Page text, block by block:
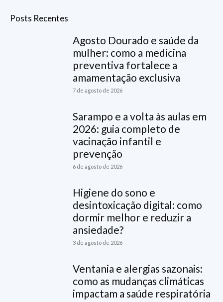
Posts Recentes
Agosto Dourado e saúde da
mulher: como a medicina
preventiva fortalece a
amamentação exclusiva
7 de agosto de 2026
Sarampo e a volta às aulas em
2026: guia completo de
vacinação infantil e
prevenção
6 de agosto de 2026
Higiene do sono e
desintoxicação digital: como
dormir melhor e reduzir a
ansiedade?
3 de agosto de 2026
Ventania e alergias sazonais:
como as mudanças climáticas
impactam a saúde respiratória